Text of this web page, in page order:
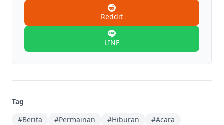
Reddit
LINE
Tag
#Berita
#Permainan #Hiburan #Acara